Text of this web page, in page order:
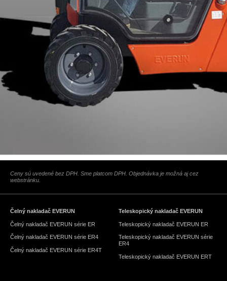
Ceny sú uvedené bez DPH. Sme platcom DPH. Objednávka je možná aj cez
webstránku.
Čelný nakladač EVERUN
Čelný nakladač EVERUN série ER
Čelný nakladač EVERUN série ER4
Čelný nakladač EVERUN série ER4T
Teleskopický nakladač EVERUN
Teleskopický nakladač EVERUN ER
Teleskopický nakladač EVERUN série
ER4
Teleskopický nakladač EVERUN ERT